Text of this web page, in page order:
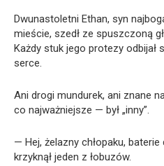
Dwunastoletni Ethan, syn
mieście, szedł ze spuszczoną
Każdy stuk jego protezy odbijał
serce.
Ani drogi mundurek, ani znane
co najważniejsze — był „inny”.
— Hej, żelazny chłopaku,
krzyknął jeden z łobuzów.